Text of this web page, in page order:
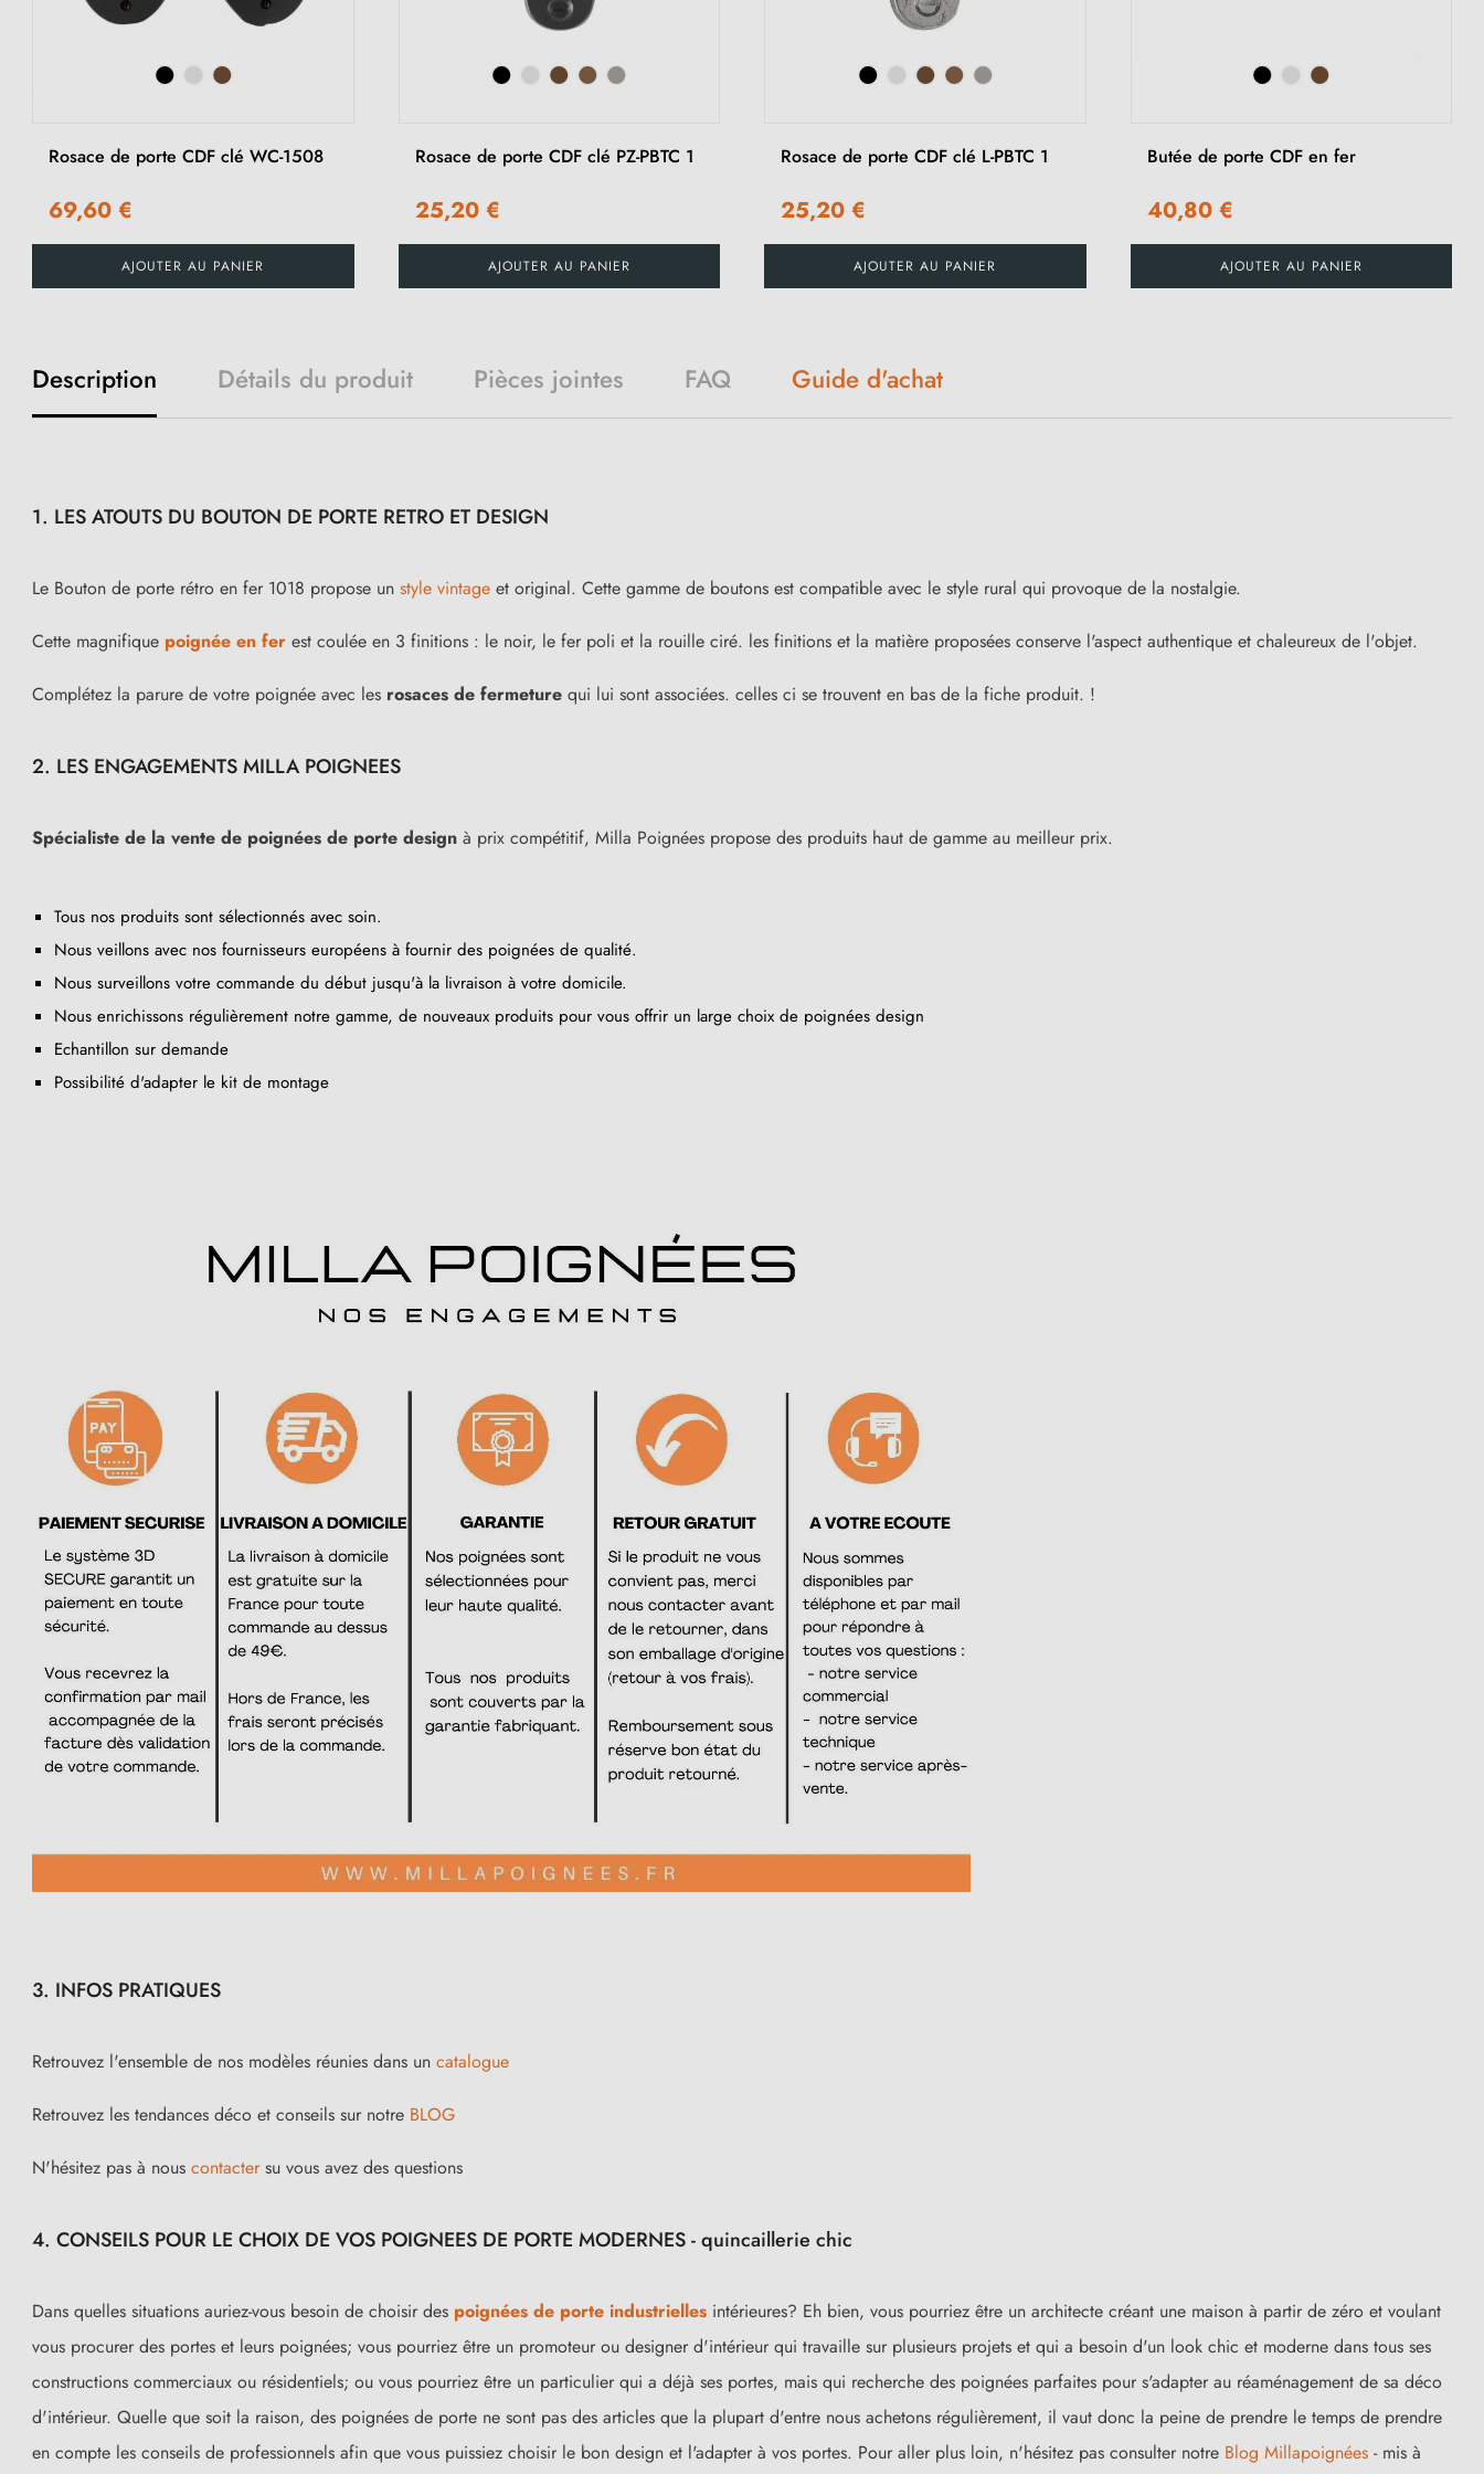
Rosace de porte CDF clé WC-1508
69,60 €
AJOUTER AU PANIER
Rosace de porte CDF clé PZ-PBTC 1
25,20 €
AJOUTER AU PANIER
Rosace de porte CDF clé L-PBTC 1
25,20 €
AJOUTER AU PANIER
Butée de porte CDF en fer
40,80 €
AJOUTER AU PANIER
Description Détails du produit Pièces jointes FAQ Guide d'achat
1. LES ATOUTS DU BOUTON DE PORTE RETRO ET DESIGN
Le Bouton de porte rétro en fer 1018 propose un style vintage et original. Cette gamme de boutons est compatible avec le style rural qui provoque de la nostalgie.
Cette magnifique poignée en fer est coulée en 3 finitions : le noir, le fer poli et la rouille ciré. les finitions et la matière proposées conserve l'aspect authentique et chaleureux de l'objet.
Complétez la parure de votre poignée avec les rosaces de fermeture qui lui sont associées. celles ci se trouvent en bas de la fiche produit. !
2. LES ENGAGEMENTS MILLA POIGNEES
Spécialiste de la vente de poignées de porte design à prix compétitif, Milla Poignées propose des produits haut de gamme au meilleur prix.
Tous nos produits sont sélectionnés avec soin.
Nous veillons avec nos fournisseurs européens à fournir des poignées de qualité.
Nous surveillons votre commande du début jusqu'à la livraison à votre domicile.
Nous enrichissons régulièrement notre gamme, de nouveaux produits pour vous offrir un large choix de poignées design
Echantillon sur demande
Possibilité d'adapter le kit de montage
3. INFOS PRATIQUES
Retrouvez l'ensemble de nos modèles réunies dans un catalogue
Retrouvez les tendances déco et conseils sur notre BLOG
N'hésitez pas à nous contacter su vous avez des questions
4. CONSEILS POUR LE CHOIX DE VOS POIGNEES DE PORTE MODERNES - quincaillerie chic
Dans quelles situations auriez-vous besoin de choisir des poignées de porte industrielles intérieures? Eh bien, vous pourriez être un architecte créant une maison à partir de zéro et voulant
vous procurer des portes et leurs poignées; vous pourriez être un promoteur ou designer d'intérieur qui travaille sur plusieurs projets et qui a besoin d'un look chic et moderne dans tous ses
constructions commerciaux ou résidentiels; ou vous pourriez être un particulier qui a déjà ses portes, mais qui recherche des poignées parfaites pour s'adapter au réaménagement de sa déco
d'intérieur. Quelle que soit la raison, des poignées de porte ne sont pas des articles que la plupart d'entre nous achetons régulièrement, il vaut donc la peine de prendre le temps de prendre
en compte les conseils de professionnels afin que vous puissiez choisir le bon design et l'adapter à vos portes. Pour aller plus loin, n'hésitez pas consulter notre Blog Millapoignées - mis à